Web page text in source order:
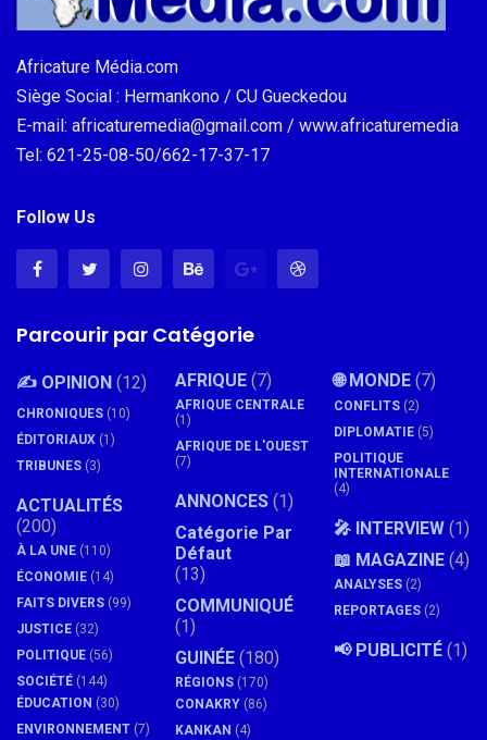
Africature Média.com
Siège Social : Hermankono / CU Gueckedou
E-mail: africaturemedia@gmail.com / www.africaturemedia
Tel: 621-25-08-50/662-17-37-17
Follow Us
Parcourir par Catégorie
✍️ OPINION (12)
CHRONIQUES (10)
ÉDITORIAUX (1)
TRIBUNES (3)
ACTUALITÉS
(200)
À LA UNE (110)
ÉCONOMIE (14)
FAITS DIVERS (99)
JUSTICE (32)
POLITIQUE (56)
SOCIÉTÉ (144)
ÉDUCATION (30)
ENVIRONNEMENT (7)
AFRIQUE (7)
AFRIQUE CENTRALE
(1)
AFRIQUE DE L'OUEST
(7)
ANNONCES (1)
Catégorie Par
Défaut
(13)
COMMUNIQUÉ
(1)
GUINÉE (180)
RÉGIONS (170)
CONAKRY (86)
KANKAN (4)
🌐 MONDE (7)
CONFLITS (2)
DIPLOMATIE (5)
POLITIQUE
INTERNATIONALE
(4)
🎤 INTERVIEW (1)
📖 MAGAZINE (4)
ANALYSES (2)
REPORTAGES (2)
📢 PUBLICITÉ (1)